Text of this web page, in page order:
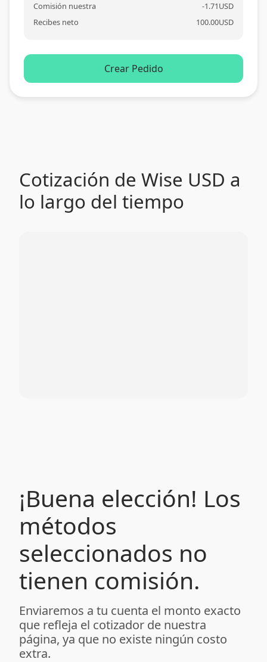
Comisión nuestra -1.71USD
Recibes neto
100.00USD
Crear Pedido
Cotización de Wise USD a
lo largo del tiempo
¡Buena elección! Los
métodos
seleccionados no
tienen comisión.
Enviaremos a tu cuenta el monto exacto
que refleja el cotizador de nuestra
página, ya que no existe ningún costo
extra.